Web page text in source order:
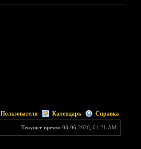
Пользователи Календарь Справка
Текущее время: 08-06-2026, 01:21 AM